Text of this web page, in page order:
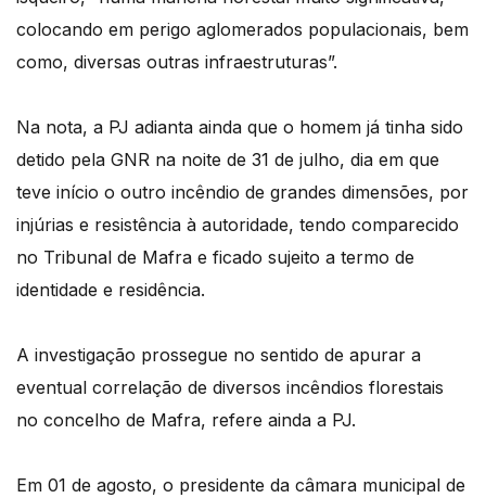
colocando em perigo aglomerados populacionais, bem
como, diversas outras infraestruturas”.
Na nota, a PJ adianta ainda que o homem já tinha sido
detido pela GNR na noite de 31 de julho, dia em que
teve início o outro incêndio de grandes dimensões, por
injúrias e resistência à autoridade, tendo comparecido
no Tribunal de Mafra e ficado sujeito a termo de
identidade e residência.
A investigação prossegue no sentido de apurar a
eventual correlação de diversos incêndios florestais
no concelho de Mafra, refere ainda a PJ.
Em 01 de agosto, o presidente da câmara municipal de